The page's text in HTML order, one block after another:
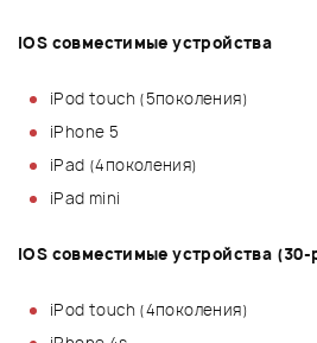
iOS совместимые устройства
iPod touch (5поколения)
iPhone 5
iPad (4поколения)
iPad mini
iOS совместимые устройства
iPod touch (4поколения)